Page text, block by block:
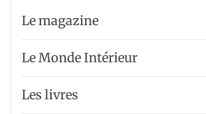
Le magazine
Le Monde Intérieur
Les livres